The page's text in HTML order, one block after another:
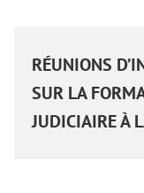
RÉUNIONS
SUR LA
JUDICIAIRE À